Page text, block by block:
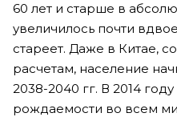
60 лет и старше в
увеличилось почти
стареет. Даже в Китае,
расчетам, население
2038-2040 гг. В 2014
рождаемости во всем